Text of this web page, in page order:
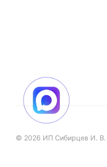
© 2026 ИП Сибирцев И. В.